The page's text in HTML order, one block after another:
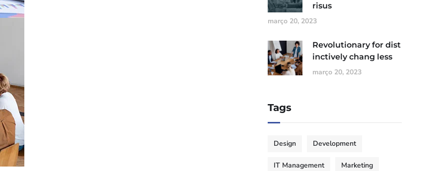
risus
março 20, 2023
Revolutionary for dist
inctively chang less
março 20, 2023
Tags
Design Development
IT Management Marketing